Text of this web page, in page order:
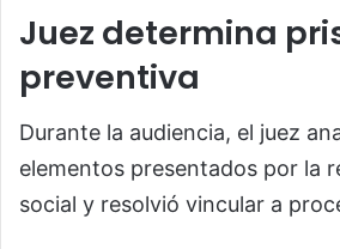
Juez determina
preventiva
Durante la audiencia, el juez
elementos presentados por la
social y resolvió vincular a